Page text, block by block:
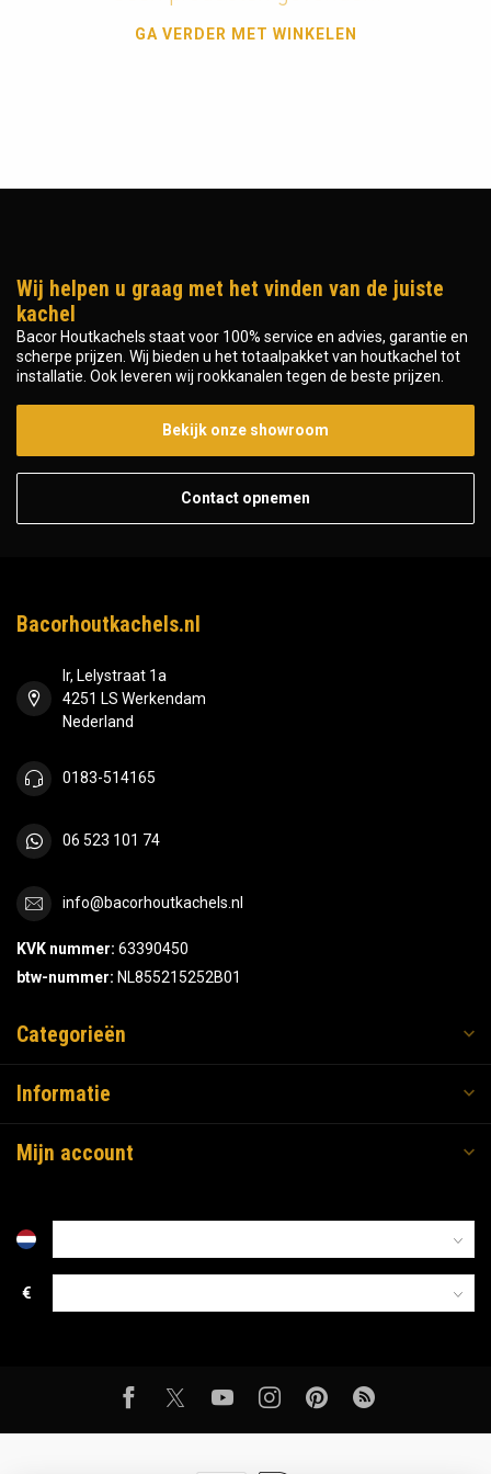
GA VERDER MET WINKELEN
Wij helpen u graag met het vinden van de juiste
kachel
Bacor Houtkachels staat voor 100% service en advies, garantie en
scherpe prijzen. Wij bieden u het totaalpakket van houtkachel tot
installatie. Ook leveren wij rookkanalen tegen de beste prijzen.
Bekijk onze showroom
Contact opnemen
Bacorhoutkachels.nl
Ir, Lelystraat 1a
4251 LS Werkendam
Nederland
0183-514165
06 523 101 74
info@bacorhoutkachels.nl
KVK nummer: 63390450
btw-nummer: NL855215252B01
Categorieën
Informatie
Mijn account
€